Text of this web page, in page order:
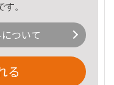
。
ついて
る